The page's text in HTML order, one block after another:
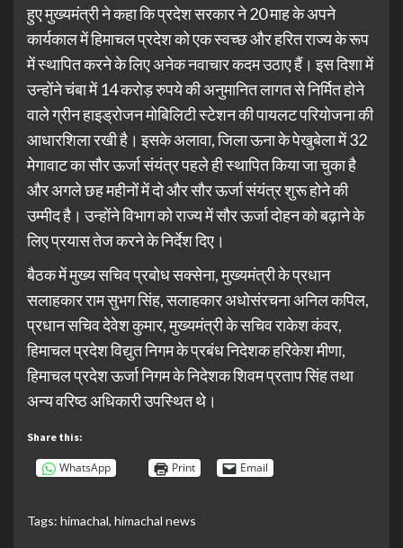
हुए मुख्यमंत्री ने कहा कि प्रदेश सरकार ने 20 माह के अपने
कार्यकाल में हिमाचल प्रदेश को एक स्वच्छ और हरित राज्य के रूप
में स्थापित करने के लिए अनेक नवाचार कदम उठाए हैं। इस दिशा में
उन्होंने चंबा में 14 करोड़ रुपये की अनुमानित लागत से निर्मित होने
वाले ग्रीन हाइड्रोजन मोबिलिटी स्टेशन की पायलट परियोजना की
आधारशिला रखी है। इसके अलावा, जिला ऊना के पेखुबेला में 32
मेगावाट का सौर ऊर्जा संयंत्र पहले ही स्थापित किया जा चुका है
और अगले छह महीनों में दो और सौर ऊर्जा संयंत्र शुरू होने की
उम्मीद है। उन्होंने विभाग को राज्य में सौर ऊर्जा दोहन को बढ़ाने के
लिए प्रयास तेज करने के निर्देश दिए।
बैठक में मुख्य सचिव प्रबोध सक्सेना, मुख्यमंत्री के प्रधान
सलाहकार राम सुभग सिंह, सलाहकार अधोसंरचना अनिल कपिल,
प्रधान सचिव देवेश कुमार, मुख्यमंत्री के सचिव राकेश कंवर,
हिमाचल प्रदेश विद्युत निगम के प्रबंध निदेशक हरिकेश मीणा,
हिमाचल प्रदेश ऊर्जा निगम के निदेशक शिवम प्रताप सिंह तथा
अन्य वरिष्ठ अधिकारी उपस्थित थे।
Share this:
WhatsApp Print Email
Tags: himachal, himachal news